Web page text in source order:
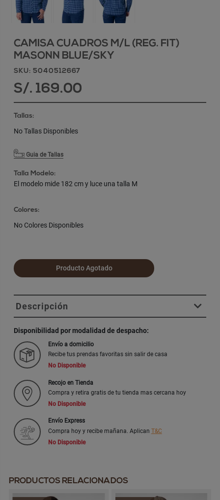
CAMISA CUADROS M/L (REG. FIT)
MASONN BLUE/SKY
SKU: 5040512667
S/. 169.00
Tallas:
No Tallas Disponibles
Guia de Tallas
Talla Modelo:
El modelo mide 182 cm y luce una talla M
Colores:
No Colores Disponibles
Producto Agotado
Descripción
Disponibilidad por modalidad de despacho:
Envío a domicilio
Recibe tus prendas favoritas sin salir de casa
No Disponible
Recojo en Tienda
Compra y retira gratis de tu tienda mas cercana hoy
No Disponible
Envío Express
Compra hoy y recibe mañana. Aplican T&C
No Disponible
PRODUCTOS RELACIONADOS